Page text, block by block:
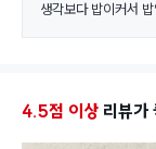
생각보다 밥이커서
4.5점 이상 리뷰가